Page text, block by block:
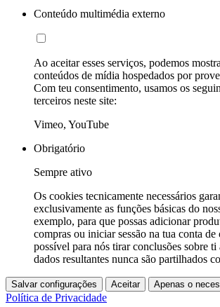
Conteúdo multimédia externo
Ao aceitar esses serviços, podemos
conteúdos de mídia hospedados por
Com teu consentimento, usamos os
terceiros neste site:
Vimeo, YouTube
Obrigatório
Sempre ativo
Os cookies tecnicamente necessários
exclusivamente as funções básicas do
exemplo, para que possas adicionar
compras ou iniciar sessão na tua conta
possível para nós tirar conclusões sobre ti
dados resultantes nunca são partilhados
Salvar configurações Aceitar Apenas o
Política de Privacidade